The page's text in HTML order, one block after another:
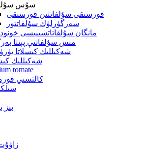
سۇس
قورسىقى سۇلفاتتىن قورسىقى
سەزگۈرلۈك سۇلفاتتور
مانگان سۇلفاتاتسىيىسى
مىس سۇلفاتتې پېنتا
شەكىللىك كىسلاتا
شەكىللىك
tomate
كالتسىي
بىز